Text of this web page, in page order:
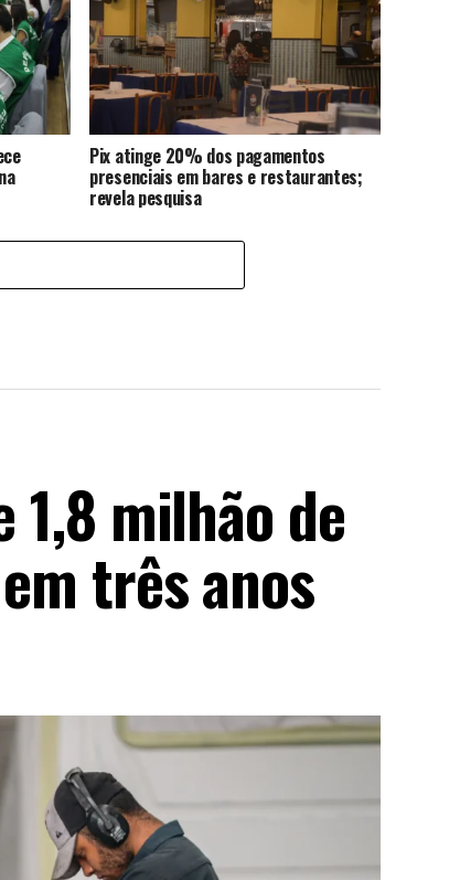
Pix atinge 20% dos pagamentos
presenciais em bares e restaurantes;
revela pesquisa
milhão de
três anos